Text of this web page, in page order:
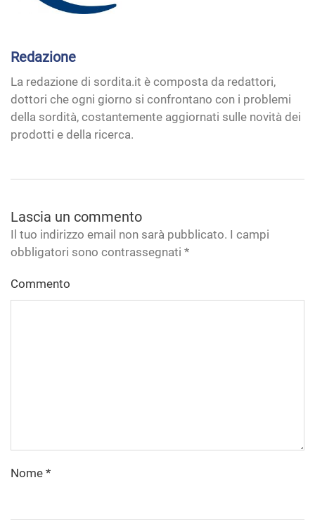
Redazione
La redazione di sordita.it è composta da redattori,
dottori che ogni giorno si confrontano con i problemi
della sordità, costantemente aggiornati sulle novità dei
prodotti e della ricerca.
Lascia un commento
Il tuo indirizzo email non sarà pubblicato. I campi
obbligatori sono contrassegnati *
Commento
Nome *